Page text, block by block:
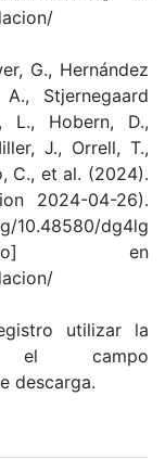
G., Hernández
Stjernegaard
L., Hobern, D.,
J., Orrell, T.,
C., et al. (2024).
2024-04-26).
dg4lg
año] en
utilizar la
el campo
descarga.